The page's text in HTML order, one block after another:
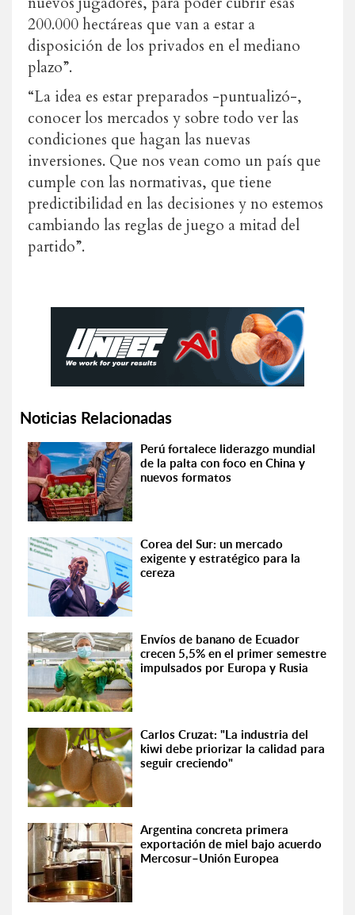
200.000 hectáreas que van a estar a
disposición de los privados en el mediano
plazo”.
“La idea es estar preparados -puntualizó-,
conocer los mercados y sobre todo ver las
condiciones que hagan las nuevas
inversiones. Que nos vean como un país que
cumple con las normativas, que tiene
predictibilidad en las decisiones y no estemos
cambiando las reglas de juego a mitad del
partido”.
Noticias Relacionadas
Perú fortalece liderazgo mundial
de la palta con foco en China y
nuevos formatos
Corea del Sur: un mercado
exigente y estratégico para la
cereza
Envíos de banano de Ecuador
crecen 5,5% en el primer semestre
impulsados por Europa y Rusia
Carlos Cruzat: "La industria del
kiwi debe priorizar la calidad para
seguir creciendo"
Argentina concreta primera
exportación de miel bajo acuerdo
Mercosur–Unión Europea